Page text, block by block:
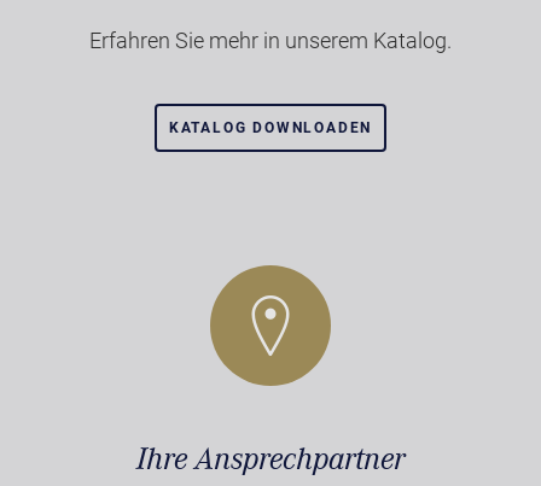
Erfahren Sie mehr in unserem Katalog.
KATALOG DOWNLOADEN
Ihre Ansprechpartner